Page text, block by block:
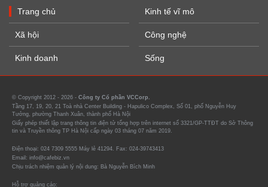
Trang chủ
Xã hội
Kinh doanh
Kinh tế vĩ mô
Công nghệ
Sống
© Copyright 2012 - 2026 - Công ty Cổ phần VCCorp.
Tầng 17, 19, 20, 21 Toà nhà Center Building - Hapulico Complex, Số 01, phố Nguyễn Huy
Tưởng, phường Thanh Xuân, thành phố Hà Nội
Giấy phép thiết lập trang thông tin điện tử tổng hợp trên internet số 3321/GP-TTĐT do Sở Thông
tin và Truyền thông TP Hà Nội cấp ngày 03 tháng 07 năm 2019.
Điện thoại: 024 7309 5555 Máy lẻ 41294. Fax: 024-39743413
Email: info@cafebiz.vn
Chịu trách nhiệm quản lý nội dung: Bà Nguyễn Bích Minh
Hỗ trợ quảng cáo: